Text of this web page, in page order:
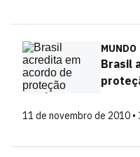
MUNDO
Brasil
11 de novembro de 2010 •